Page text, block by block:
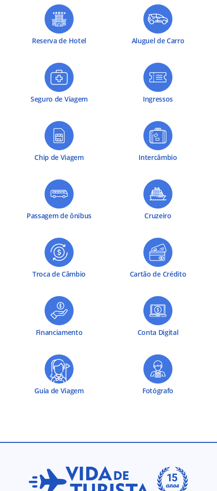
Reserva de Hotel Aluguel de Carro
Seguro de Viagem Ingressos
Chip de Viagem Intercâmbio
Passagem de ônibus Cruzeiro
Troca de Câmbio Cartão de Crédito
Financiamento Conta Digital
Guia de Viagem Fotógrafo